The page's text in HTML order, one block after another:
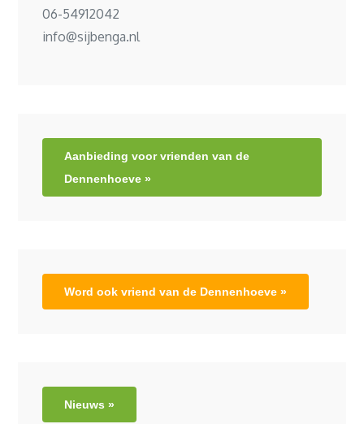
06-54912042
info@sijbenga.nl
Aanbieding voor vrienden van de
Dennenhoeve »
Word ook vriend van de Dennenhoeve »
Nieuws »